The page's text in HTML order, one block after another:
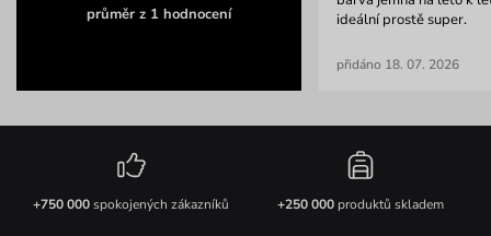
průměr z 1 hodnocení
ideální prostě super.
přidáno 18. 07. 2026
+750 000spokojených zákazníků +250 000produktů skladem